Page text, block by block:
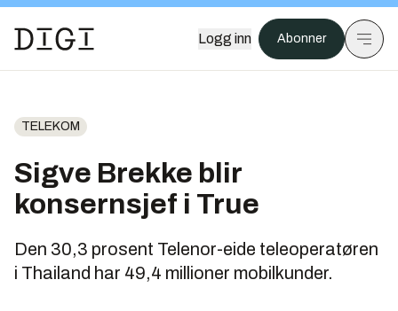
Logg inn Abonner
TELEKOM
Sigve Brekke blir
konsernsjef i True
Den 30,3 prosent Telenor-eide teleoperatøren
i Thailand har 49,4 millioner mobilkunder.